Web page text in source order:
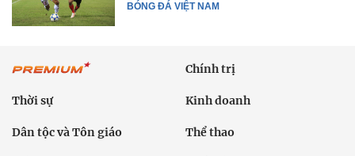
BÓNG ĐÁ VIỆT NAM
Chính trị
Thời sự Kinh doanh
Dân tộc và Tôn giáo Thể thao